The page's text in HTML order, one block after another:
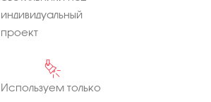
индивидуальный
проект
Используем только